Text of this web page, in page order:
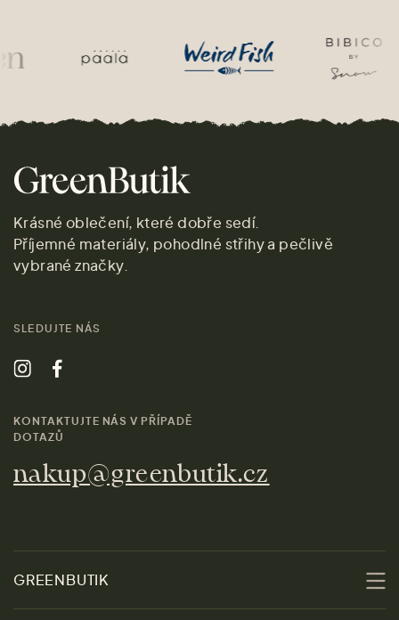
Krásné oblečení, které dobře sedí.
Příjemné materiály, pohodlné střihy a pečlivě
vybrané značky.
SLEDUJTE NÁS
KONTAKTUJTE NÁS V PŘÍPADĚ
DOTAZŮ
nakup@greenbutik.cz
GREENBUTIK